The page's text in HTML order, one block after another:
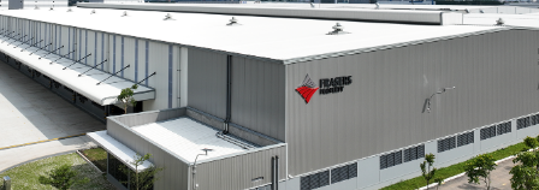
市场资讯
Our global group